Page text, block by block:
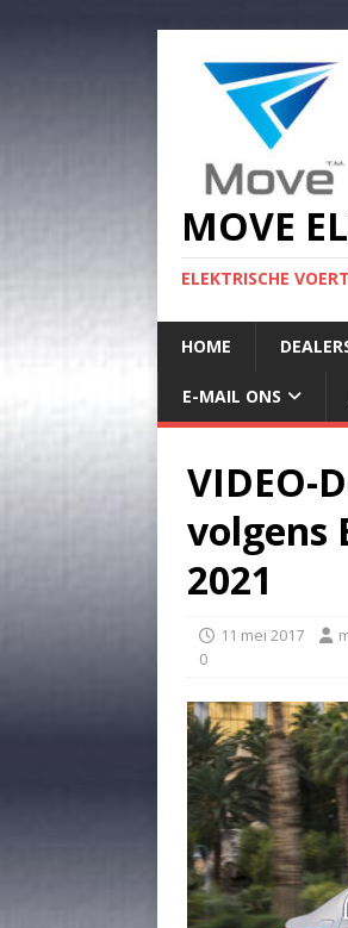
MOVE
ELEKTRISCHE
HOME
E-MAIL ONS
VIDEO-
volgens
2021
11 mei 2017
0